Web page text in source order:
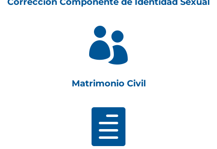

Matrimonio Civil
